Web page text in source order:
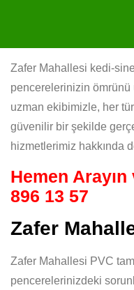
Zafer Mahallesi kedi-
pencerelerinizin ömrünü
uzman ekibimizle, her
güvenilir bir şekilde
hizmetlerimiz hakkında
Hemen Arayın
896 13 57
Zafer
Zafer Mahallesi PVC
pencerelerinizdeki